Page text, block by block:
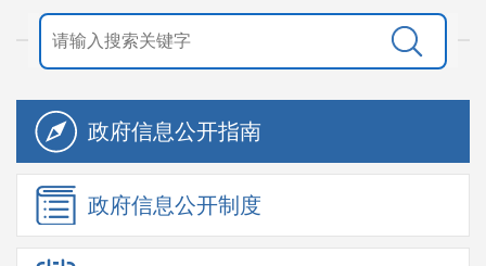
政府信息公开指南
政府信息公开制度